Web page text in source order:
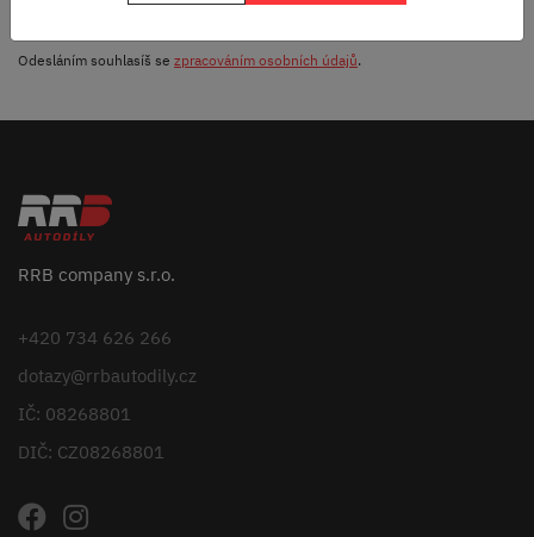
Odesláním souhlasíš se zpracováním osobních údajů.
RRB company s.r.o.
+420 734 626 266
dotazy@rrbautodily.cz
IČ: 08268801
DIČ: CZ08268801